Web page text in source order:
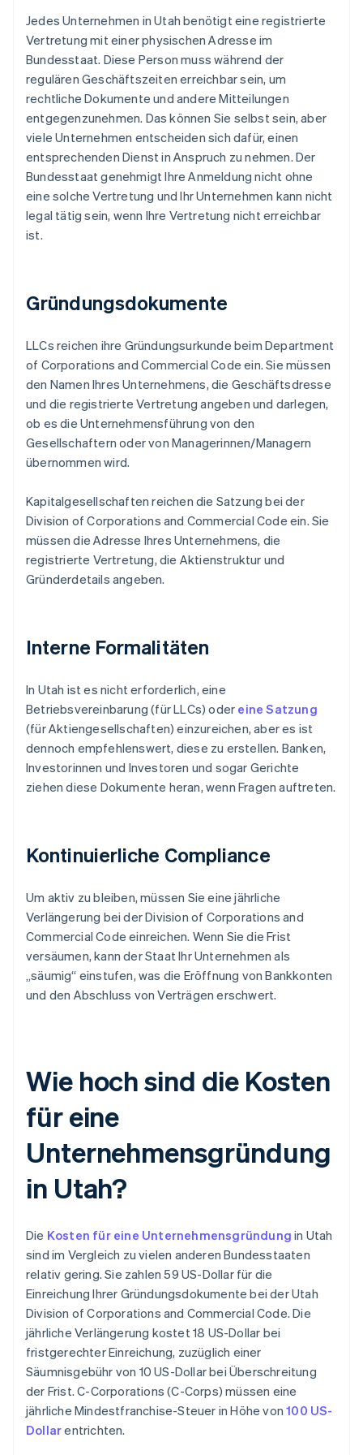
Jedes Unternehmen in Utah benötigt eine registrierte
Vertretung mit einer physischen Adresse im
Bundesstaat. Diese Person muss während der
regulären Geschäftszeiten erreichbar sein, um
rechtliche Dokumente und andere Mitteilungen
entgegenzunehmen. Das können Sie selbst sein, aber
viele Unternehmen entscheiden sich dafür, einen
entsprechenden Dienst in Anspruch zu nehmen. Der
Bundesstaat genehmigt Ihre Anmeldung nicht ohne
eine solche Vertretung und Ihr Unternehmen kann nicht
legal tätig sein, wenn Ihre Vertretung nicht erreichbar
ist.
Gründungsdokumente
LLCs reichen ihre Gründungsurkunde beim Department
of Corporations and Commercial Code ein. Sie müssen
den Namen Ihres Unternehmens, die Geschäftsdresse
und die registrierte Vertretung angeben und darlegen,
ob es die Unternehmensführung von den
Gesellschaftern oder von Managerinnen/Managern
übernommen wird.
Kapitalgesellschaften reichen die Satzung bei der
Division of Corporations and Commercial Code ein. Sie
müssen die Adresse Ihres Unternehmens, die
registrierte Vertretung, die Aktienstruktur und
Gründerdetails angeben.
Interne Formalitäten
In Utah ist es nicht erforderlich, eine
Betriebsvereinbarung (für LLCs) oder eine Satzung
(für Aktiengesellschaften) einzureichen, aber es ist
dennoch empfehlenswert, diese zu erstellen. Banken,
Investorinnen und Investoren und sogar Gerichte
ziehen diese Dokumente heran, wenn Fragen auftreten.
Kontinuierliche Compliance
Um aktiv zu bleiben, müssen Sie eine jährliche
Verlängerung bei der Division of Corporations and
Commercial Code einreichen. Wenn Sie die Frist
versäumen, kann der Staat Ihr Unternehmen als
„säumig“ einstufen, was die Eröffnung von Bankkonten
und den Abschluss von Verträgen erschwert.
Wie hoch sind die Kosten
für eine
Unternehmensgründung
in Utah?
Die Kosten für eine Unternehmensgründung in Utah
sind im Vergleich zu vielen anderen Bundesstaaten
relativ gering. Sie zahlen 59 US-Dollar für die
Einreichung Ihrer Gründungsdokumente bei der Utah
Division of Corporations and Commercial Code. Die
jährliche Verlängerung kostet 18 US-Dollar bei
fristgerechter Einreichung, zuzüglich einer
Säumnisgebühr von 10 US-Dollar bei Überschreitung
der Frist. C-Corporations (C-Corps) müssen eine
jährliche Mindestfranchise-Steuer in Höhe von100 US-
Dollarentrichten.